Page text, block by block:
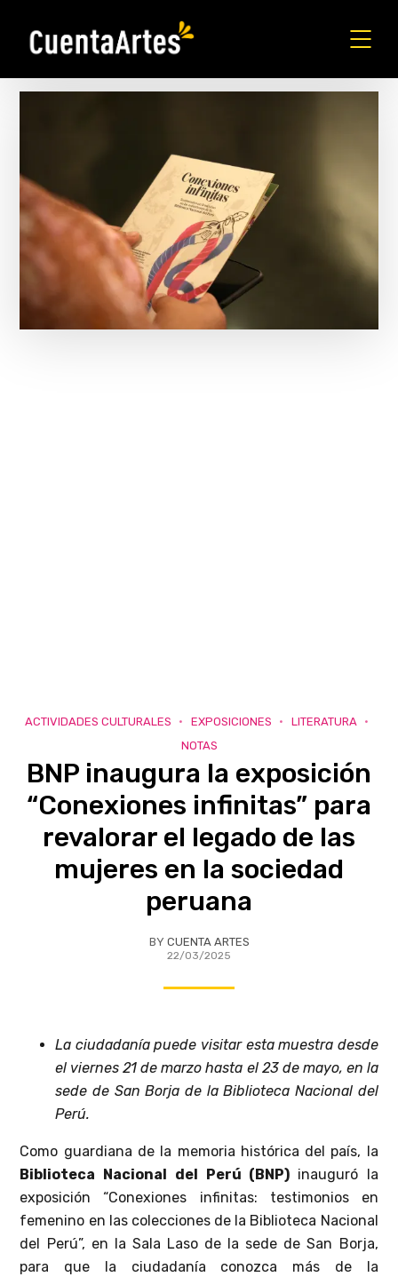
ACTIVIDADES CULTURALES EXPOSICIONES
LITERATURA
NOTAS
BNP inaugura la exposición
“Conexiones infinitas” para
revalorar el legado de las
mujeres en la sociedad
peruana
BY CUENTA ARTES
22/03/2025
La ciudadanía puede visitar esta muestra desde
el viernes 21 de marzo hasta el 23 de mayo, en la
sede de San Borja de la Biblioteca Nacional del
Perú.
Como guardiana de la memoria histórica del país, la
Biblioteca Nacional del Perú (BNP) inauguró la
exposición “Conexiones infinitas: testimonios en
femenino en las colecciones de la Biblioteca Nacional
del Perú”, en la Sala Laso de la sede de San Borja,
para que la ciudadanía conozca más de la